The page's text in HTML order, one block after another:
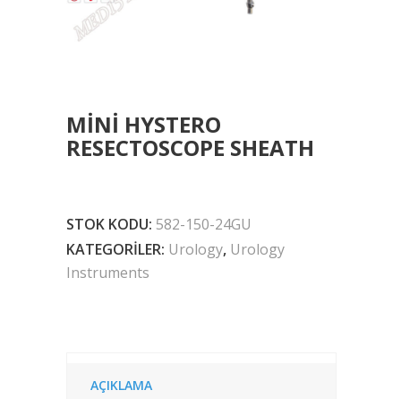
MINI HYSTERO
RESECTOSCOPE SHEATH
STOK KODU: 582-150-24GU
KATEGORILER: Urology, Urology
Instruments
AÇIKLAMA